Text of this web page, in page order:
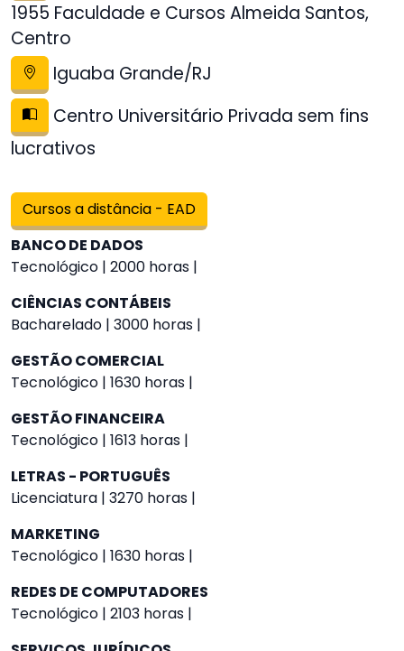
1955 Faculdade e Cursos Almeida Santos,
Centro
Iguaba Grande/RJ
Centro Universitário Privada sem fins
lucrativos
Cursos a distância - EAD
BANCO DE DADOS
Tecnológico | 2000 horas |
CIÊNCIAS CONTÁBEIS
Bacharelado | 3000 horas |
GESTÃO COMERCIAL
Tecnológico | 1630 horas |
GESTÃO FINANCEIRA
Tecnológico | 1613 horas |
LETRAS - PORTUGUÊS
Licenciatura | 3270 horas |
MARKETING
Tecnológico | 1630 horas |
REDES DE COMPUTADORES
Tecnológico | 2103 horas |